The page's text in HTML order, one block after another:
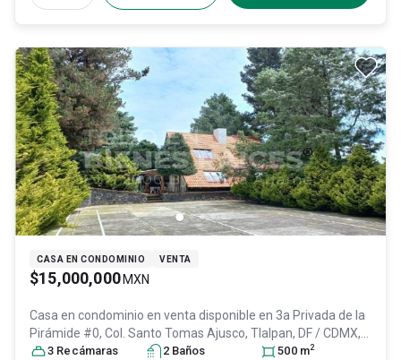
CASA EN CONDOMINIO VENTA
$15,000,000 MXN
Casa en condominio en venta disponible en 3a Privada de la
Pirámide #0, Col. Santo Tomas Ajusco, Tlalpan, DF / CDMX,
México, C.P. 14710 , ID: 31443394
3 Recámaras 2 Baños 500 m2